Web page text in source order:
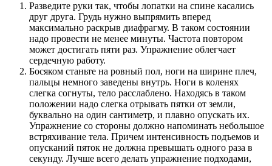
Разведите руки так, чтобы лопатки на спине касались
друг друга. Грудь нужно выпрямить вперед
максимально раскрыв диафрагму. В таком состоянии
надо провести не менее минуты. Частота повтором
может достигать пяти раз. Упражнение облегчает
сердечную работу.
Босяком станьте на ровный пол, ноги на ширине плеч,
пальцы немного заведены внутрь. Ноги в коленях
слегка согнуты, тело расслаблено. Находясь в таком
положении надо слегка отрывать пятки от земли,
буквально на один сантиметр, и плавно опускать их.
Упражнение со стороны должно напоминать небольшое
встряхивание тела. Причем интенсивность подъемов и
опусканий пяток не должна превышать одного раза в
секунду. Лучше всего делать упражнение подходами,